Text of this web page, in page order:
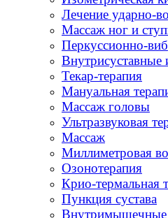
Лечение ударно-
Массаж ног и
Перкуссионно-
Внутрисуставные
Текар-терапия
Мануальная
Массаж головы
Ультразвуковая
Массаж
Миллиметровая
Озонотерапия
Крио-термальная
Пункция сустава
Внутримышечные